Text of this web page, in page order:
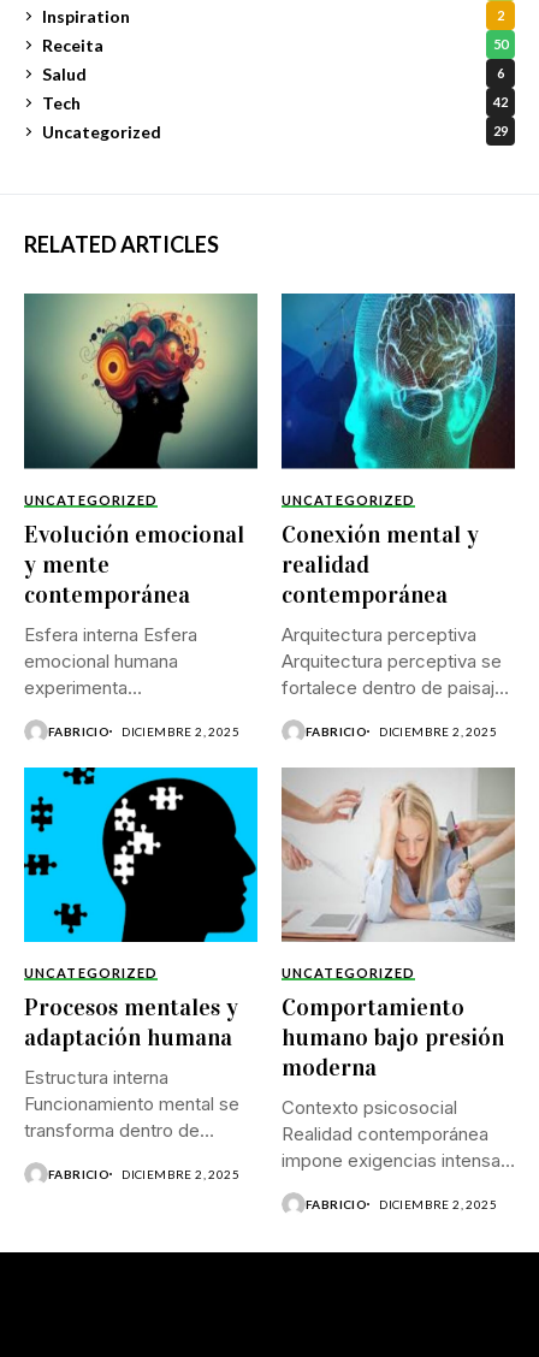
Inspiration 2
Receita 50
Salud 6
Tech 42
Uncategorized 29
RELATED ARTICLES
UNCATEGORIZED
Evolución emocional
y mente
contemporánea
Esfera interna Esfera
emocional humana
experimenta
profundas dentro de
ambientes donde...
FABRICIO DICIEMBRE 2, 2025
UNCATEGORIZED
Conexión mental y
realidad
contemporánea
Arquitectura perceptiva
Arquitectura perceptiva se
fortalece dentro de paisajes
FABRICIO DICIEMBRE 2, 2025
UNCATEGORIZED
Procesos mentales y
adaptación humana
Estructura interna
Funcionamiento mental se
transforma dentro de
escenarios donde estímulos
múltiples,...
FABRICIO DICIEMBRE 2, 2025
UNCATEGORIZED
Comportamiento
humano bajo presión
moderna
Contexto psicosocial
Realidad contemporánea
impone exigencias intensas
que remodelan
funcionamiento mental,
FABRICIO DICIEMBRE 2, 2025